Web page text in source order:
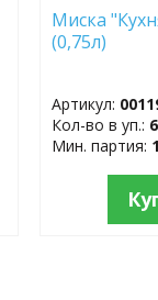
Миска
(0,75л)
Артикул:
Кол-во в уп.: 6
Мин. партия: 1